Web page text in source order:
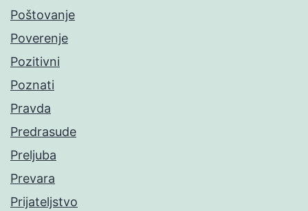
Poštovanje
Poverenje
Pozitivni
Poznati
Pravda
Predrasude
Preljuba
Prevara
Prijateljstvo